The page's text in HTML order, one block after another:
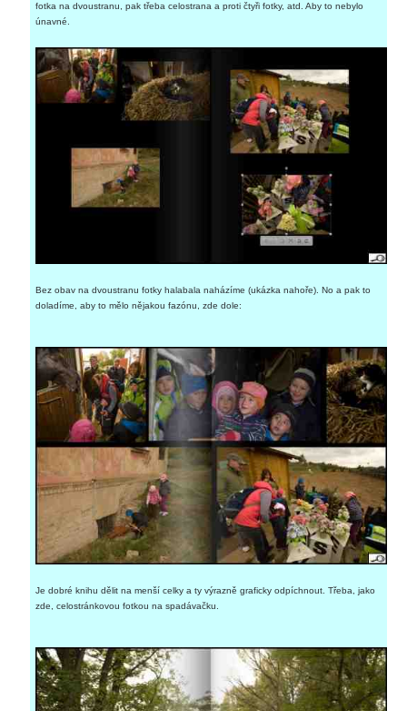
fotka na dvoustranu, pak třeba celostrana a proti čtyři fotky, atd. Aby to nebylo
únavné.
Bez obav na dvoustranu fotky halabala naházíme (ukázka nahoře). No a pak to
doladíme, aby to mělo nějakou fazónu, zde dole:
Je dobré knihu dělit na menší celky a ty výrazně graficky odpíchnout. Třeba, jako
zde, celostránkovou fotkou na spadávačku.